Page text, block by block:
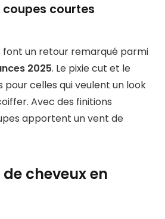
coupes courtes
font un retour remarqué parmi
2025. Le pixie cut et le
celles qui veulent un look
Avec des finitions
apportent un vent de
cheveux en